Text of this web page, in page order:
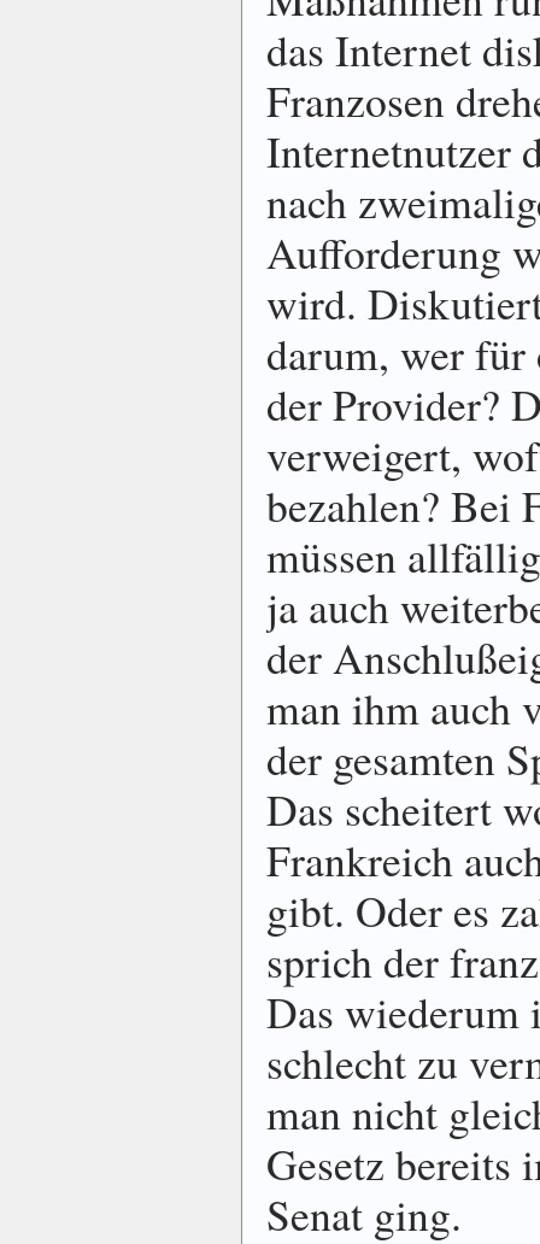
das Internet
Franzosen
Internetnutzer
nach
Aufforderung
wird.
darum, wer für
der Provider?
verweigert,
bezahlen? Bei
müssen
ja auch
der
man ihm auch
der gesamten
Das scheitert
Frankreich
gibt. Oder es
sprich der
Das wiederum
schlecht zu
man nicht
Gesetz bereits
Senat ging.